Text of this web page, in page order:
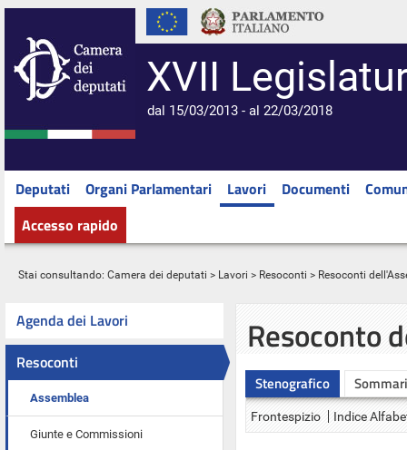
XVII
dal 15/03/2013 - al 22/03/2018
Deputati Organi Parlamentari Lavori Documenti
Accesso rapido
Stai consultando: Camera dei deputati > Lavori > Resoconti > Resoconti
Agenda dei Lavori
Resoconti
Assemblea
Giunte e Commissioni
Resoconto
Stenografico
Frontespizio Indice